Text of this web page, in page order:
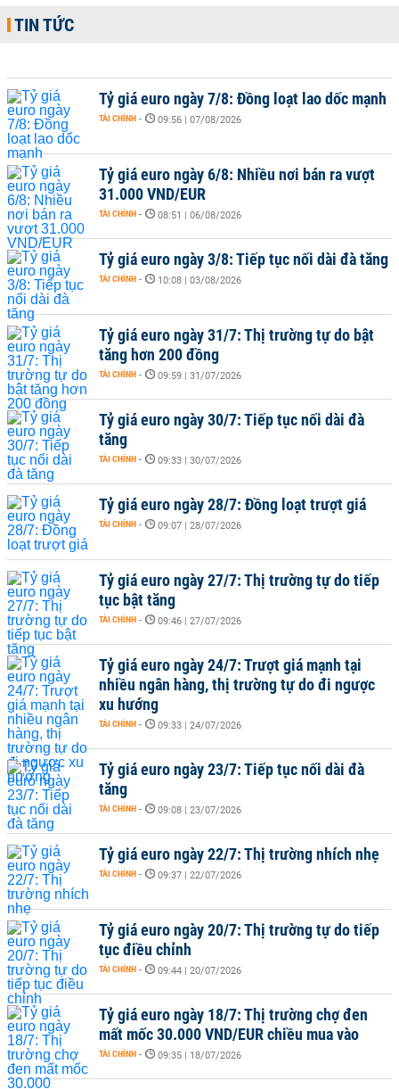
TIN TỨC
Tỷ giá euro ngày 7/8: Đồng loạt lao dốc mạnh
TÀI CHÍNH - 09:56 | 07/08/2026
Tỷ giá euro ngày 6/8: Nhiều nơi bán ra vượt
31.000 VND/EUR
TÀI CHÍNH - 08:51 | 06/08/2026
Tỷ giá euro ngày 3/8: Tiếp tục nối dài đà tăng
TÀI CHÍNH - 10:08 | 03/08/2026
Tỷ giá euro ngày 31/7: Thị trường tự do bật
tăng hơn 200 đồng
TÀI CHÍNH - 09:59 | 31/07/2026
Tỷ giá euro ngày 30/7: Tiếp tục nối dài đà
tăng
TÀI CHÍNH - 09:33 | 30/07/2026
Tỷ giá euro ngày 28/7: Đồng loạt trượt giá
TÀI CHÍNH - 09:07 | 28/07/2026
Tỷ giá euro ngày 27/7: Thị trường tự do tiếp
tục bật tăng
TÀI CHÍNH - 09:46 | 27/07/2026
Tỷ giá euro ngày 24/7: Trượt giá mạnh tại
nhiều ngân hàng, thị trường tự do đi ngược
xu hướng
TÀI CHÍNH - 09:33 | 24/07/2026
Tỷ giá euro ngày 23/7: Tiếp tục nối dài đà
tăng
TÀI CHÍNH - 09:08 | 23/07/2026
Tỷ giá euro ngày 22/7: Thị trường nhích nhẹ
TÀI CHÍNH - 09:37 | 22/07/2026
Tỷ giá euro ngày 20/7: Thị trường tự do tiếp
tục điều chỉnh
TÀI CHÍNH - 09:44 | 20/07/2026
Tỷ giá euro ngày 18/7: Thị trường chợ đen
mất mốc 30.000 VND/EUR chiều mua vào
TÀI CHÍNH - 09:35 | 18/07/2026